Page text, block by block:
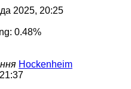
2025, 20:25
0.48%
Hockenheim